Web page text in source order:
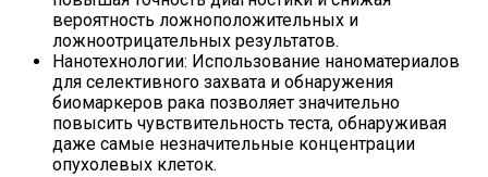
вероятность ложноположительных и
ложноотрицательных результатов.
Нанотехнологии: Использование наноматериалов
для селективного захвата и обнаружения
биомаркеров рака позволяет значительно
повысить чувствительность теста, обнаруживая
даже самые незначительные концентрации
опухолевых клеток.